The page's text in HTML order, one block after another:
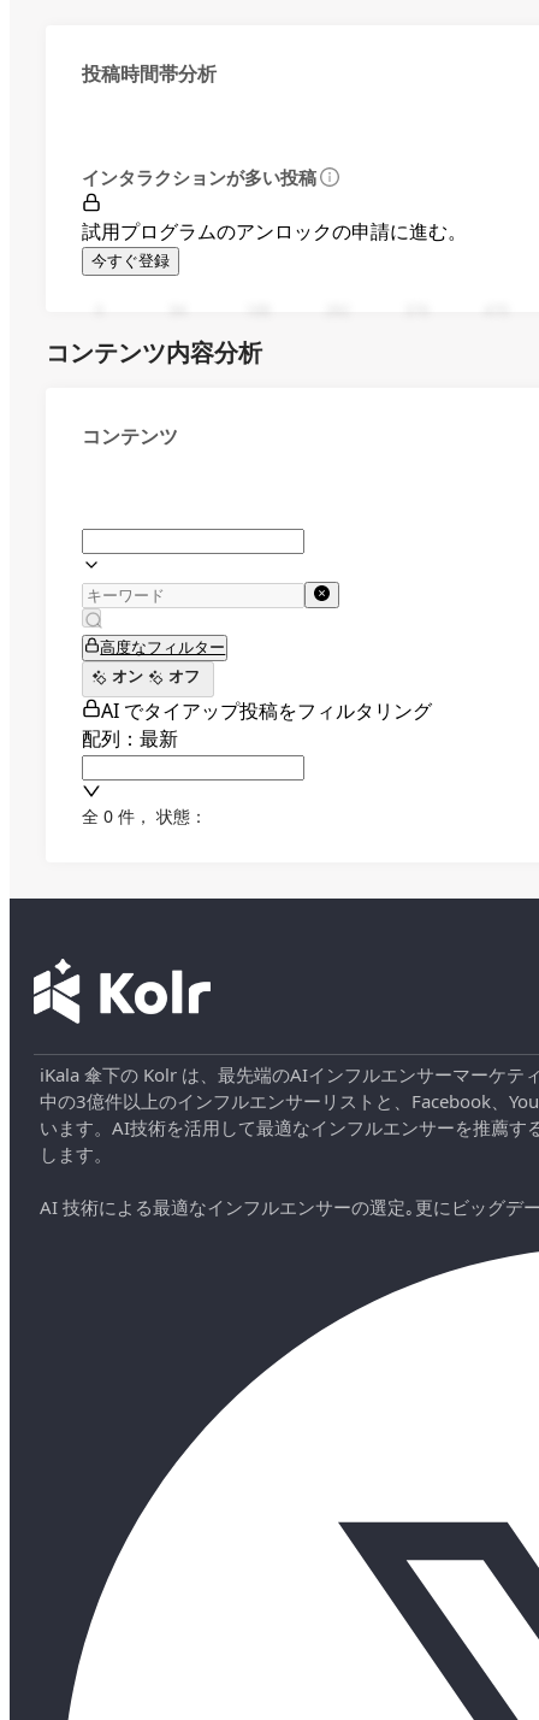
投稿時間帯分析
インタラクションが多い投稿
試用プログラムのアンロックの申請に進む。
今すぐ登録
コンテンツ内容分析
コンテンツ
高度なフィルター
オン
オフ
AI でタイアップ投稿をフィルタリング
配列：最新
全 0 件 ， 状態：
iKala 傘下の Kolr は、最先端のAIインフルエンサーマーケ
中の3億件以上のインフルエンサーリストと、Facebook、
います。AI技術を活用して最適なインフルエンサーを推薦
します。
AI 技術による最適なインフルエンサーの選定｡更にビッグデ